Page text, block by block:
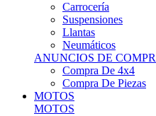
Llantas
Neumáticos
ANUNCIOS DE
Compra De 4x4
Compra De Piezas
MOTOS
MOTOS
Motos De Circuito